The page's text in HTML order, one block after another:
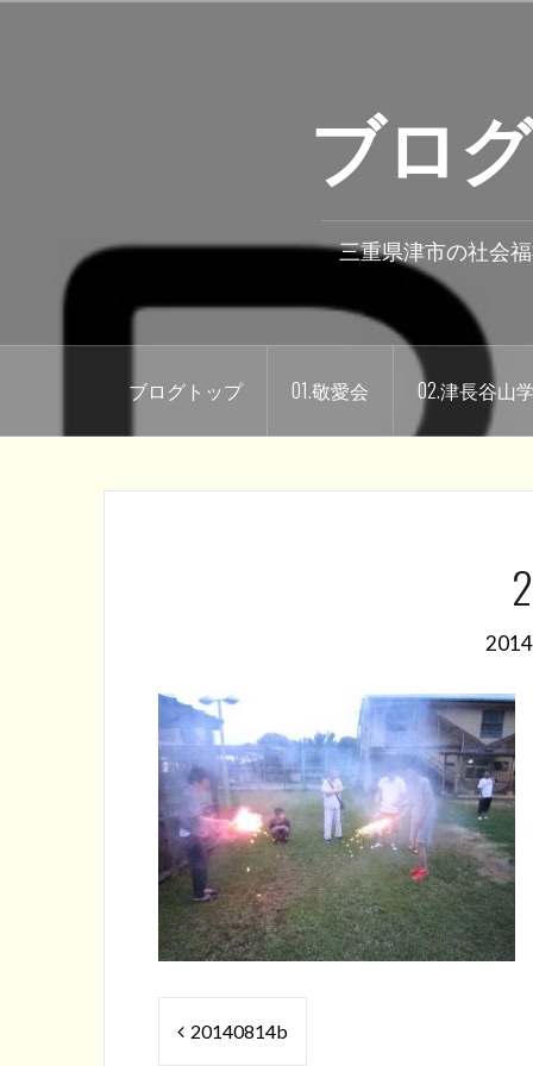
ブロ
三重県津市の社会
ブログトップ 01.敬愛会 02.津長谷山
投
稿20140814b